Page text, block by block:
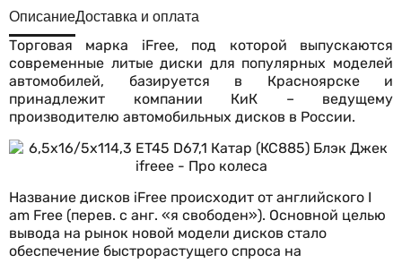
ОписаниеДоставка и оплата
Торговая марка iFree, под которой выпускаются
современные литые диски для популярных моделей
автомобилей, базируется в Красноярске и
принадлежит компании КиК – ведущему
производителю автомобильных дисков в России.
Название дисков iFree происходит от английского I
am Free (перев. с анг. «я свободен»). Основной целью
вывода на рынок новой модели дисков стало
обеспечение быстрорастущего спроса на